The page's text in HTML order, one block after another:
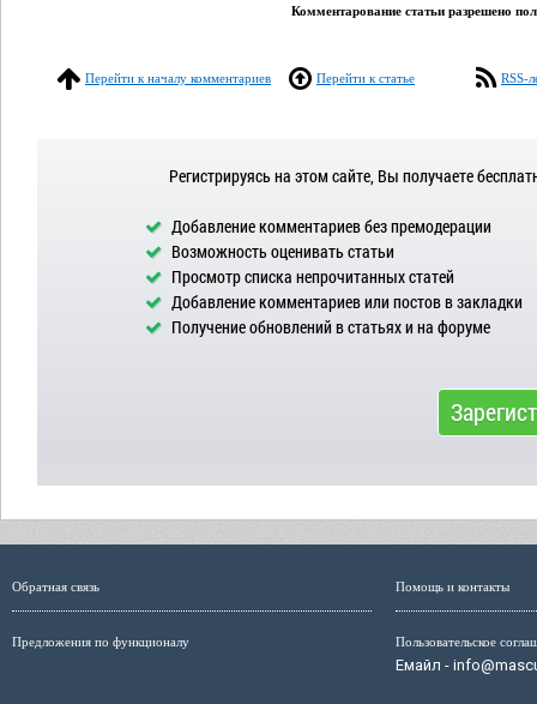
Комментарование статьи разрешено
Перейти к началу комментариев Перейти к статье RSS-
Регистрируясь на этом сайте, Вы получаете
Добавление комментариев без премодерации
Возможность оценивать статьи
Просмотр списка непрочитанных статей
Добавление комментариев или постов в закладки
Получение обновлений в статьях и на форуме
Обратная связь
Предложения по функционалу
Помощь и контакты
Пользовательское
Емайл -